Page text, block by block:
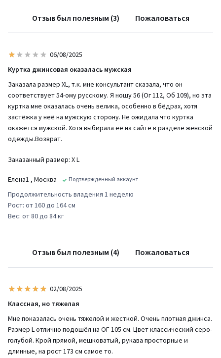
Отзыв был полезным (3) Пожаловаться
06/08/2025
Куртка джинсовая оказалась мужская
Заказала размер XL, т.к. мне консультант сказала, что он
соответствует 54-ому русскому. Я ношу 56 (Ог 112, Об 109), но эта
куртка мне оказалась очень велика, особенно в бёдрах, хотя
застёжка у неё на мужскую сторону. Не ожидала что куртка
окажется мужской. Хотя выбирала её на сайте в разделе женской
одежды.Возврат.
Заказанный размер: Х L
Елена1 , Москва Подтвержденный аккаунт
Продолжительность владения 1 неделю
Рост: от 160 до 164 см
Вес: от 80 до 84 кг
Отзыв был полезным (4) Пожаловаться
02/08/2025
Классная, но тяжелая
Мне показалась очень тяжелой и жесткой. Очень плотная джинса.
Размер L отлично подошёл на ОГ 105 см. Цвет классический серо-
голубой. Крой прямой, мешковатый, рукава просторные и
длинные, на рост 173 см самое то.